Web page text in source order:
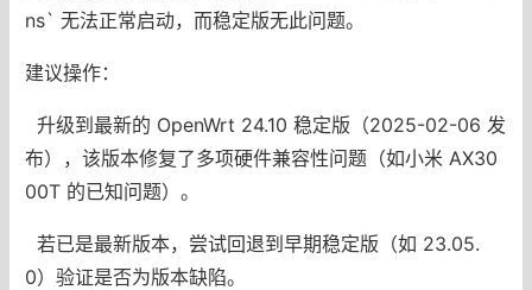
ns` 无法正常启动，而稳定版无此问题。
建议操作：
升级到最新的 OpenWrt 24.10 稳定版（2025-02-06 发
布），该版本修复了多项硬件兼容性问题（如小米 AX30
00T 的已知问题）。
若已是最新版本，尝试回退到早期稳定版（如 23.05.
0）验证是否为版本缺陷。